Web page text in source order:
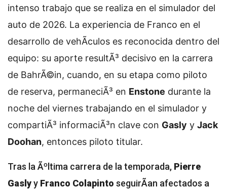
intenso trabajo que se realiza en el simulador del
auto de 2026. La experiencia de Franco en el
desarrollo de vehÃ­culos es reconocida dentro del
equipo: su aporte resultÃ³ decisivo en la carrera
de BahrÃ©in, cuando, en su etapa como piloto
de reserva, permaneciÃ³ en Enstone durante la
noche del viernes trabajando en el simulador y
compartiÃ³ informaciÃ³n clave con Gasly y Jack
Doohan, entonces piloto titular.
Tras la Ãºltima carrera de la temporada, Pierre
Gaslyy Franco Colapinto seguirÃ­an afectados a